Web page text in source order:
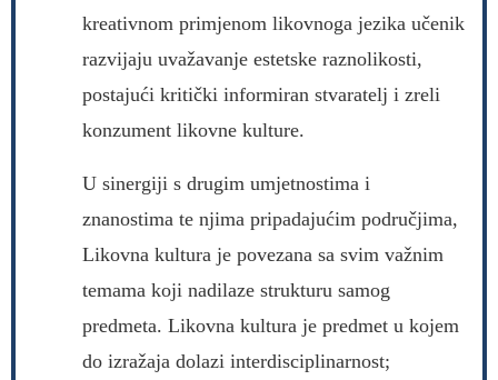
kreativnom primjenom likovnoga jezika učenik
razvijaju uvažavanje estetske raznolikosti,
postajući kritički informiran stvaratelj i zreli
konzument likovne kulture.
U sinergiji s drugim umjetnostima i
znanostima te njima pripadajućim područjima,
Likovna kultura je povezana sa svim važnim
temama koji nadilaze strukturu samog
predmeta. Likovna kultura je predmet u kojem
do izražaja dolazi interdisciplinarnost;